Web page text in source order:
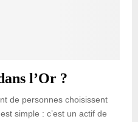
l’Or ?
de personnes choisissent
simple : c’est un actif de